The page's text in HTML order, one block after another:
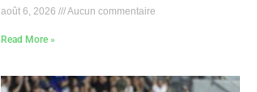
août 6, 2026 Aucun commentaire
Read More »